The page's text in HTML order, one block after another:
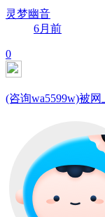
灵梦幽音
6月前
0
(咨询wa5599w)被